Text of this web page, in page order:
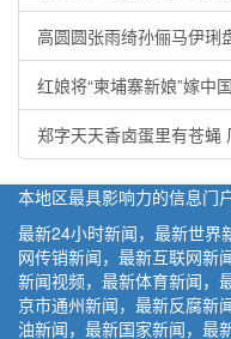
高圆圆张雨绮孙俪马伊琍
红娘将“柬埔寨新娘”嫁中
郑字天天香卤蛋里有苍蝇
本地区最具影响力的信息门
最新24小时新闻，最新世界
网传销新闻，最新互联网新
新闻视频，最新体育新闻，
京市通州新闻，最新反腐新
油新闻，最新国家新闻，最